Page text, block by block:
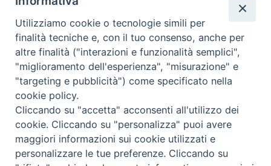
Abbonamenti
Abbonamento Annuale Digitale
Abbonamento Annuale Cartaceo
Abbonamento Singola Copia Digitale
Redazione: Pavia, Piazza Duomo 11 - tel. 0382.24736 -
Utilizziamo cookie o tecnologie simili per
finalità tecniche e, con il tuo consenso, anche per
altre finalità ("interazioni e funzionalità semplici",
"miglioramento dell'esperienza", "misurazione" e
"targeting e pubblicità") come specificato nella
cookie policy.
Cliccando su "accetta" acconsenti all'utilizzo dei
cookie. Cliccando su "personalizza" puoi avere
maggiori informazioni sui cookie utilizzati e
personalizzare le tue preferenze. Cliccando su